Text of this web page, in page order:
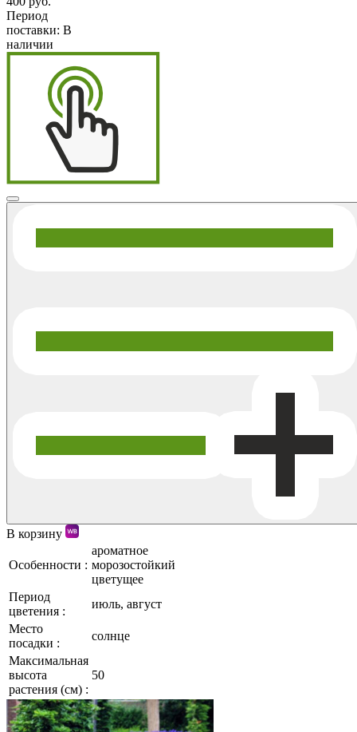
Период
поставки: В
наличии
В корзину
Особенности :
ароматное
морозостойкий
цветущее
Период
цветения :
июль, август
Место
посадки :
солнце
Максимальная
высота
растения (см) :
50